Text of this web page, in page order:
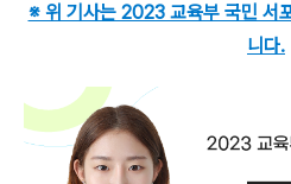
※ 위 기사는 2023 교육부 국민 서
니다.